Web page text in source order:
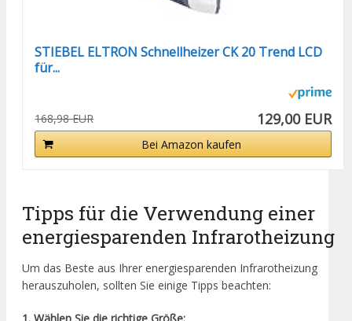
STIEBEL ELTRON Schnellheizer CK 20 Trend LCD
für...
168,98 EUR 129,00 EUR
Bei Amazon kaufen
Tipps für die Verwendung einer
energiesparenden Infrarotheizung
Um das Beste aus Ihrer energiesparenden Infrarotheizung
herauszuholen, sollten Sie einige Tipps beachten: